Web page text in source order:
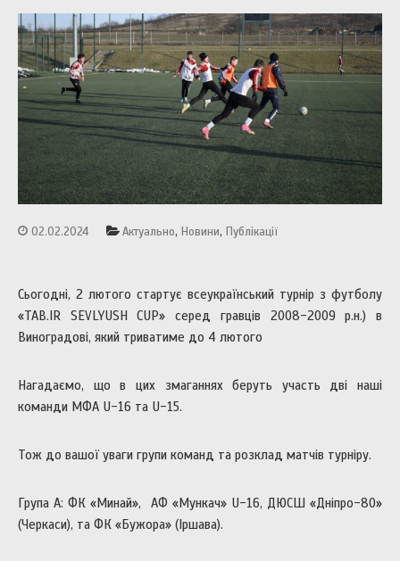
02.02.2024 Актуально, Новини, Публікації
Сьогодні, 2 лютого стартує всеукраїнський турнір з футболу
«TAB.IR SEVLYUSH CUP» серед гравців 2008-2009 р.н.) в
Виноградові, який триватиме до 4 лютого
Нагадаємо, що в цих змаганнях беруть участь дві наші
команди МФА U-16 та U-15.
Тож до вашої уваги групи команд та розклад матчів турніру.
Група А: ФК «Минай», АФ «Мункач» U-16, ДЮСШ «Дніпро-80»
(Черкаси), та ФК «Бужора» (Іршава).